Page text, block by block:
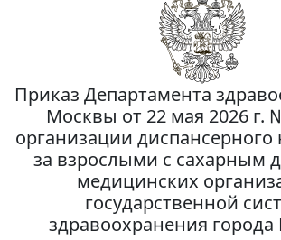
Приказ Департамента
Москвы от 22 мая 2026 г.
организации
за взрослыми с сахарным
медицинских
государственной
здравоохранения